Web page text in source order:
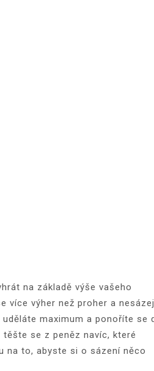
na základě výše vašeho
více výher než proher a
maximum a ponoříte se
se z peněz navíc, které
na to, abyste si o sázení něco